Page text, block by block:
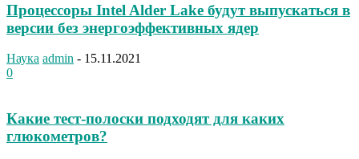
Процессоры Intel Alder Lake будут выпускаться в
версии без энергоэффективных ядер
Наука admin - 15.11.2021
0
Какие тест-полоски подходят для каких
глюкометров?